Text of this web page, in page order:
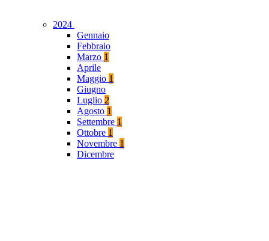
2024
Gennaio
Febbraio
Marzo 1
Aprile
Maggio 1
Giugno
Luglio 2
Agosto 1
Settembre 1
Ottobre 1
Novembre 1
Dicembre